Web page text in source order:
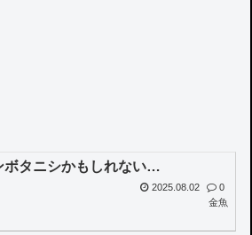
ボタニシかもしれない…
2025.08.02
0
金魚